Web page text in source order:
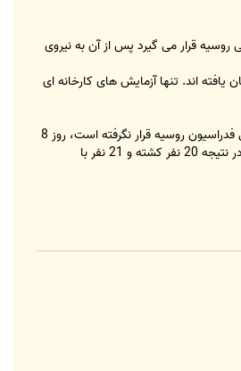
پاییز امسال در ترکیب نیروی دریایی روسیه قرار می گیرد پس از آن به نیروی
یافته اند. تنها آزمایش های کارخانه ای
در زمان آزمایش کارخانه ای حرکتی در زیردریایی "نرپا" که در کارخانه کشتی سازی آمور واقع در کامسامولسک بر آمور ساخته شده و هنوز در ترکیب نیروی دریایی فدراسیون روسیه قرار نگرفته است، روز 8
نوامبر در دریای ژاپن حادثه گازگرفتگی رخ داد. پس از آنکه یکی از سرنشینان بطور غیرمجاز سیستم دفع حریق را راه انداخت، گاز فریون در زیردریایی پخش شد. در نتیجه 20 نفر کشته و 21 نفر با